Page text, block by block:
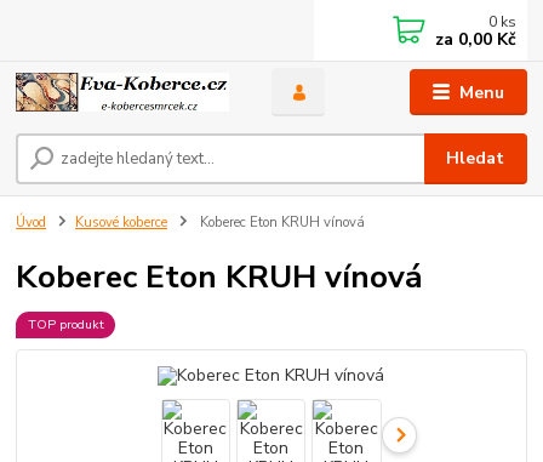
Menu
Hledat
0 ks
za 0,00 Kč
Úvod Kusové koberce Koberec Eton KRUH vínová
Koberec Eton KRUH vínová
TOP produkt